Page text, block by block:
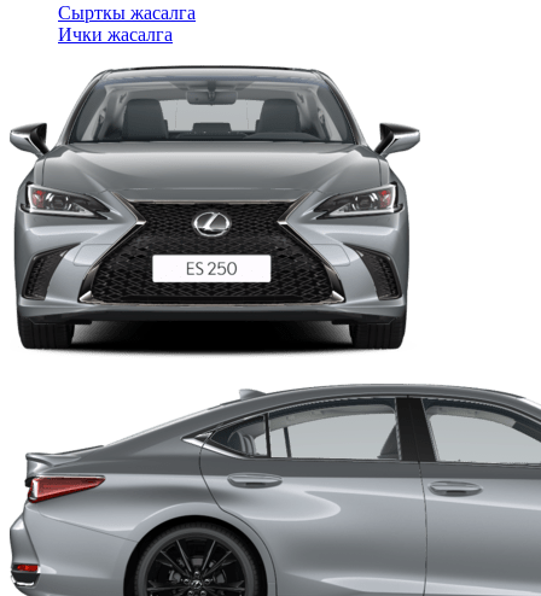
Сырткы жасалга
Ички жасалга